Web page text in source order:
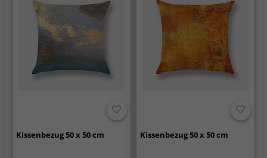
Kissenbezug 50 x 50 cm Kissenbezug 50 x 50 cm